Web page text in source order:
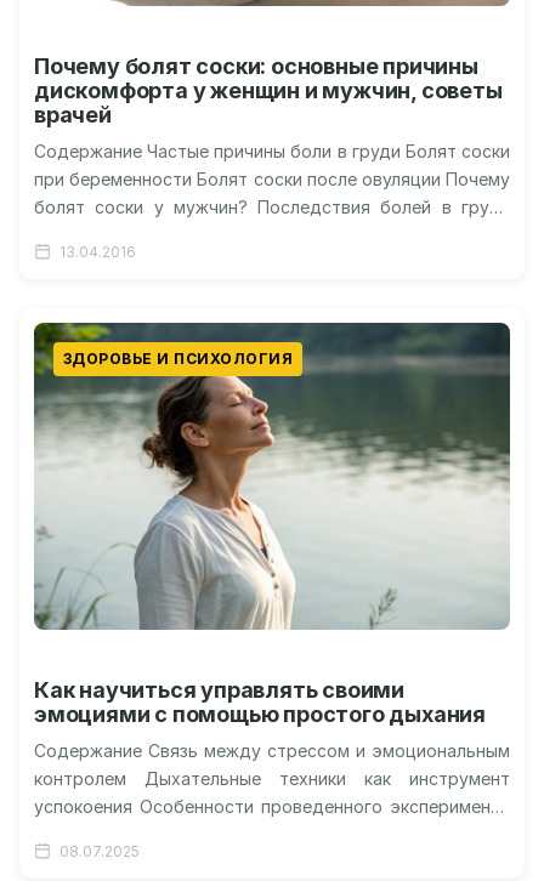
Почему болят соски: основные причины
дискомфорта у женщин и мужчин, советы
врачей
Содержание Частые причины боли в груди Болят соски
при беременности Болят соски после овуляции Почему
болят соски у мужчин? Последствия болей в груди
13.04.2016
ЗДОРОВЬЕ И ПСИХОЛОГИЯ
Как научиться управлять своими
эмоциями с помощью простого дыхания
Содержание Связь между стрессом и эмоциональным
контролем Дыхательные техники как инструмент
успокоения Особенности проведенного эксперимента
Ограничения исследования и перспективы
08.07.2025